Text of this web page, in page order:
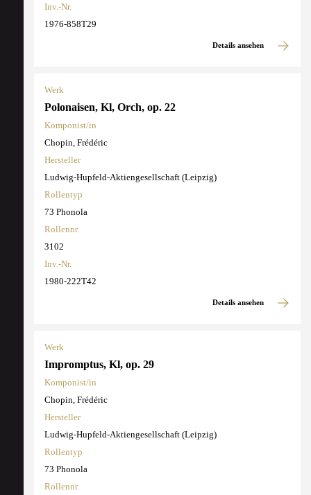
Inv.-Nr.
1976-858T29
Details ansehen
Werk
Polonaisen, Kl, Orch, op. 22
Komponist/in
Chopin, Frédéric
Hersteller
Ludwig-Hupfeld-Aktiengesellschaft (Leipzig)
Rollentyp
73 Phonola
Rollennr.
3102
Inv.-Nr.
1980-222T42
Details ansehen
Werk
Impromptus, Kl, op. 29
Komponist/in
Chopin, Frédéric
Hersteller
Ludwig-Hupfeld-Aktiengesellschaft (Leipzig)
Rollentyp
73 Phonola
Rollennr.